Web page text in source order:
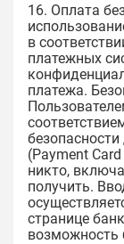
16. Оплата
в
платежных
платежа.
(Payment
никто,
получить.
странице
возможность